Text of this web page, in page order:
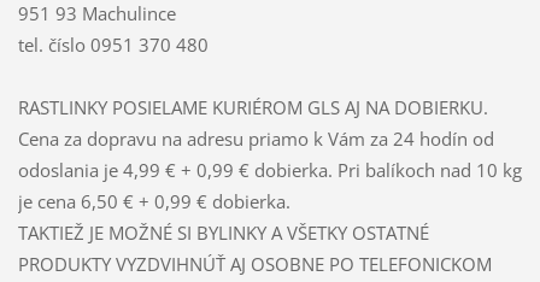
951 93 Machulince
tel. číslo 0951 370 480
RASTLINKY POSIELAME KURIÉROM GLS AJ NA DOBIERKU.
Cena za dopravu na adresu priamo k Vám za 24 hodín od
odoslania je 4,99 € + 0,99 € dobierka. Pri balíkoch nad 10 kg
je cena 6,50 € + 0,99 € dobierka.
TAKTIEŽ JE MOŽNÉ SI BYLINKY A VŠETKY OSTATNÉ
PRODUKTY VYZDVIHNÚŤ AJ OSOBNE PO TELEFONICKOM